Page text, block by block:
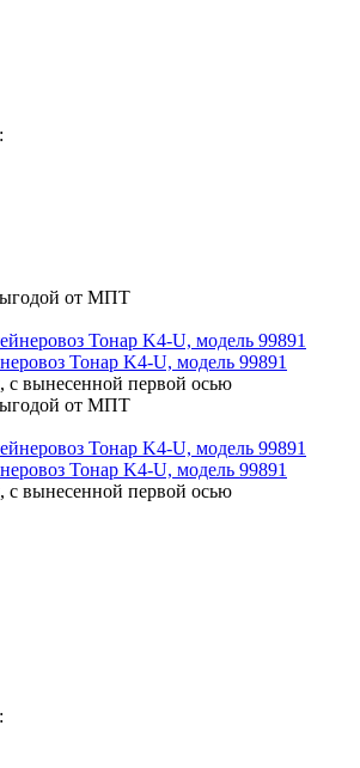
от МПТ
Тонар K4-U, модель 99891
с вынесенной первой осью
от МПТ
Тонар K4-U, модель 99891
с вынесенной первой осью